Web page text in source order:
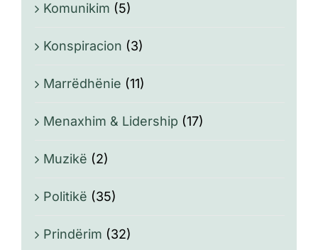
Komunikim (5)
Konspiracion (3)
Marrëdhënie (11)
Menaxhim & Lidership (17)
Muzikë (2)
Politikë (35)
Prindërim (32)